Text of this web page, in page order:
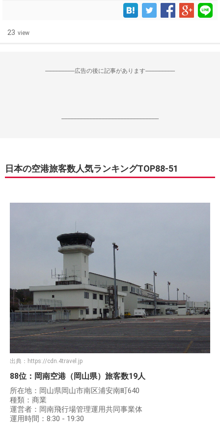
23 view
--------------------広告の後に記事があります--------------------
------------------------------------------------------------------
日本の空港旅客数人気ランキングTOP88-51
出典： https://cdn.4travel.jp
88位：岡南空港（岡山県）旅客数19人
所在地：岡山県岡山市南区浦安南町640
種類：商業
運営者：岡南飛行場管理運用共同事業体
運用時間：8:30 - 19:30